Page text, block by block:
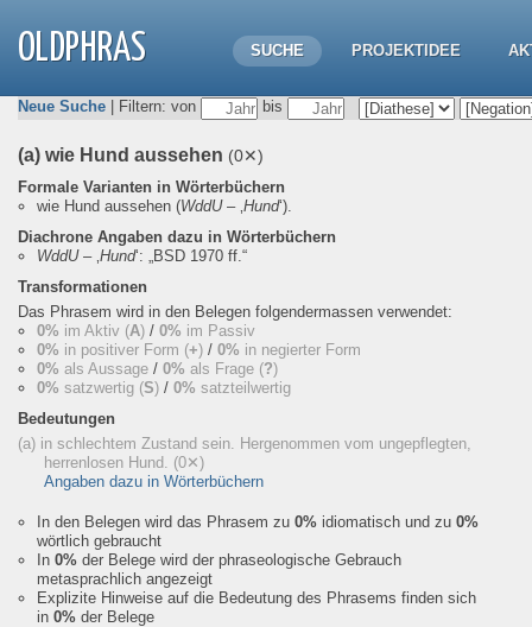
OLDPHRAS SUCHE PROJEKTIDEE
Neue Suche | Filtern: von bis
(a) wie Hund aussehen (0✕)
Formale Varianten in Wörterbüchern
wie Hund aussehen (WddU– ‚Hund‘).
Diachrone Angaben dazu in Wörterbüchern
WddU– ‚Hund‘: „BSD 1970 ff.“
Transformationen
Das Phrasem wird in den Belegen folgendermassen verwendet:
0% im Aktiv (A) / 0% im Passiv
0% in positiver Form (+) / 0% in negierter Form
0% als Aussage / 0% als Frage (?)
0% satzwertig (S) / 0% satzteilwertig
Bedeutungen
(a) in schlechtem Zustand sein. Hergenommen vom ungepflegten,
herrenlosen Hund. (0✕)
Angaben dazu in Wörterbüchern
In den Belegen wird das Phrasem zu 0% idiomatisch und zu 0%
wörtlich gebraucht
In 0% der Belege wird der phraseologische Gebrauch
metasprachlich angezeigt
Explizite Hinweise auf die Bedeutung des Phrasems finden sich
in 0% der Belege